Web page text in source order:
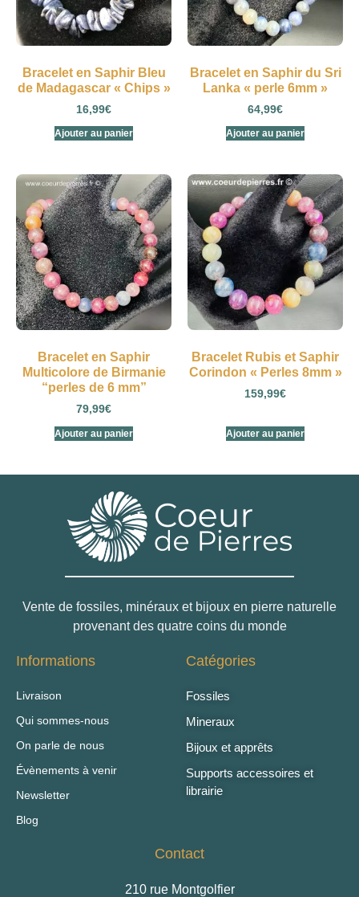
Bracelet en Saphir Bleu
de Madagascar « Chips »
16,99€
Ajouter au panier
Bracelet en Saphir du Sri
Lanka « perle 6mm »
64,99€
Ajouter au panier
Bracelet en Saphir
Multicolore de Birmanie
“perles de 6 mm”
79,99€
Ajouter au panier
Bracelet Rubis et Saphir
Corindon « Perles 8mm »
159,99€
Ajouter au panier
Vente de fossiles, minéraux et bijoux en pierre naturelle
provenant des quatre coins du monde
Informations
Livraison
Qui sommes-nous
On parle de nous
Évènements à venir
Newsletter
Blog
Catégories
Fossiles
Mineraux
Bijoux et apprêts
Supports accessoires et
librairie
Contact
210 rue Montgolfier